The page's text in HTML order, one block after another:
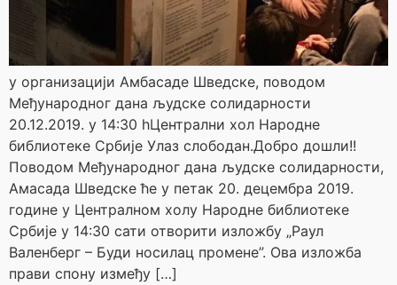
у организацији Амбасаде Шведске, поводом
Међународног дана људске солидарности
20.12.2019. у 14:30 hЦентрални хол Народне
библиотеке Србије Улаз слободан.Добро дошли!!
Поводом Међународног дана људске солидарности,
Амасада Шведске ће у петак 20. децембра 2019.
године у Централном холу Народне библиотеке
Србије у 14:30 сати отворити изложбу „Раул
Валенберг – Буди носилац промене”. Ова изложба
прави спону између […]